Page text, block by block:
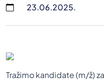
23.06.2025.
Tražimo kandidate (m/ž)